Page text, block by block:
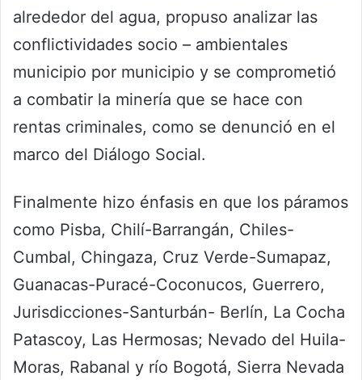
alrededor del agua, propuso analizar las
conflictividades socio – ambientales
municipio por municipio y se comprometió
a combatir la minería que se hace con
rentas criminales, como se denunció en el
marco del Diálogo Social.
Finalmente hizo énfasis en que los páramos
como Pisba, Chilí-Barrangán, Chiles-
Cumbal, Chingaza, Cruz Verde-Sumapaz,
Guanacas-Puracé-Coconucos, Guerrero,
Jurisdicciones-Santurbán- Berlín, La Cocha
Patascoy, Las Hermosas; Nevado del Huila-
Moras, Rabanal y río Bogotá, Sierra Nevada